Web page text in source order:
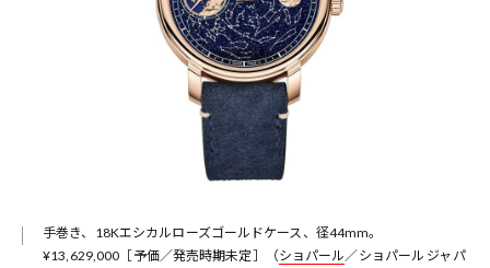
手巻き、18Kエシカルローズゴールドケース、径44mm。
¥13,629,000［予価／発売時期未定］（ショパール ／ショパール ジャパ